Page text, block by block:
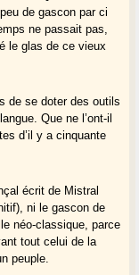
de gascon par ci
ne passait pas,
le glas de ce vieux
de se doter des outils
langue. Que ne l’ont-il
d’il y a cinquante
écrit de Mistral
ni le gascon de
néo-classique, parce
tout celui de la
peuple.